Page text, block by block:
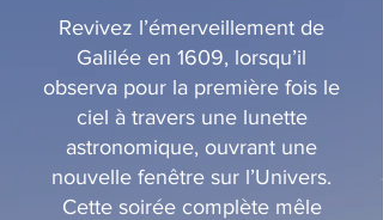
Revivez l’émerveillement de
Galilée en 1609, lorsqu’il
observa pour la première fois le
ciel à travers une lunette
astronomique, ouvrant une
nouvelle fenêtre sur l’Univers.
Cette soirée complète mêle